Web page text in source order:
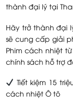
thành đại lý tại
Hãy trở thành đại
sẽ cung cấp giải
Phim cách nhiệt
chính sách hỗ trợ
Tiết kiệm 15
cách nhiệt Ô tô